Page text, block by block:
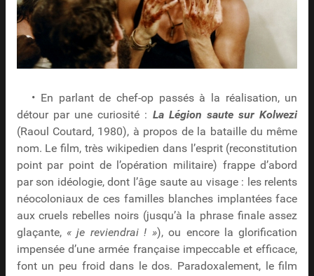
• En parlant de chef-op passés à la réalisation, un
détour par une curiosité : La Légion saute sur Kolwezi
(Raoul Coutard, 1980), à propos de la bataille du même
nom. Le film, très wikipedien dans l’esprit (reconstitution
point par point de l’opération militaire) frappe d’abord
par son idéologie, dont l’âge saute au visage : les relents
néocoloniaux de ces familles blanches implantées face
aux cruels rebelles noirs (jusqu’à la phrase finale assez
glaçante, « je reviendrai ! »), ou encore la glorification
impensée d’une armée française impeccable et efficace,
font un peu froid dans le dos. Paradoxalement, le film